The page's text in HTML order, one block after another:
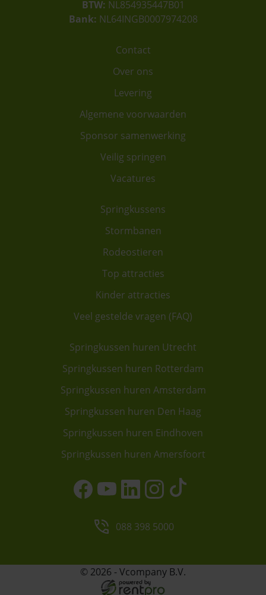
BTW: NL854935447B01
Bank: NL64INGB0007974208
Contact
Over ons
Levering
Algemene voorwaarden
Sponsor samenwerking
Veilig springen
Vacatures
Springkussens
Stormbanen
Rodeostieren
Top attracties
Kinder attracties
Veel gestelde vragen (FAQ)
Springkussen huren Utrecht
Springkussen huren Rotterdam
Springkussen huren Amsterdam
Springkussen huren Den Haag
Springkussen huren Eindhoven
Springkussen huren Amersfoort
088 398 5000
© 2026 - Vcompany B.V.